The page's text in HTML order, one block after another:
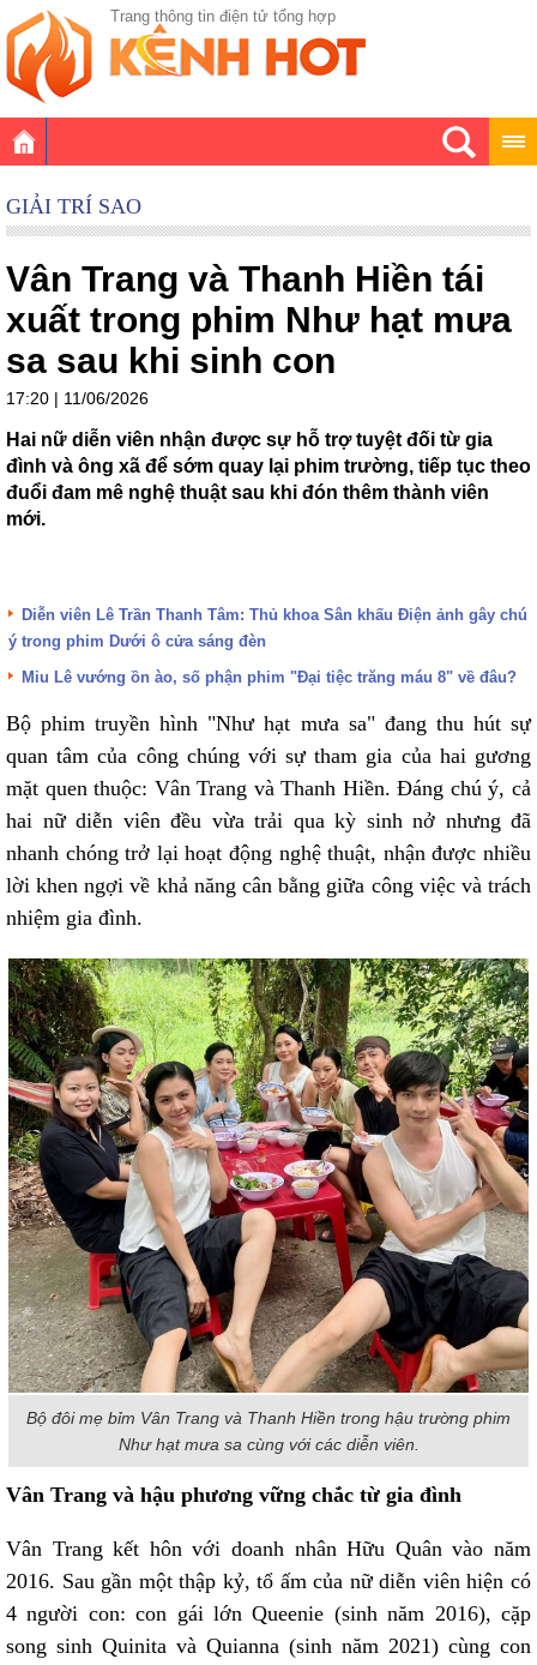
Trang thông tin điện tử tổng hợp
GIẢI TRÍ SAO
Vân Trang và Thanh Hiền tái
xuất trong phim Như hạt mưa
sa sau khi sinh con
17:20 | 11/06/2026
Hai nữ diễn viên nhận được sự hỗ trợ tuyệt đối từ gia
đình và ông xã để sớm quay lại phim trường, tiếp tục theo
đuổi đam mê nghệ thuật sau khi đón thêm thành viên
mới.
Diễn viên Lê Trần Thanh Tâm: Thủ khoa Sân khấu Điện ảnh gây chú
ý trong phim Dưới ô cửa sáng đèn
Miu Lê vướng ồn ào, số phận phim "Đại tiệc trăng máu 8" về đâu?
Bộ phim truyền hình "Như hạt mưa sa" đang thu hút sự
quan tâm của công chúng với sự tham gia của hai gương
mặt quen thuộc: Vân Trang và Thanh Hiền. Đáng chú ý, cả
hai nữ diễn viên đều vừa trải qua kỳ sinh nở nhưng đã
nhanh chóng trở lại hoạt động nghệ thuật, nhận được nhiều
lời khen ngợi về khả năng cân bằng giữa công việc và trách
nhiệm gia đình.
Bộ đôi mẹ bỉm Vân Trang và Thanh Hiền trong hậu trường phim
Như hạt mưa sa cùng với các diễn viên.
Vân Trang và hậu phương vững chắc từ gia đình
Vân Trang kết hôn với doanh nhân Hữu Quân vào năm
2016. Sau gần một thập kỷ, tổ ấm của nữ diễn viên hiện có
4 người con: con gái lớn Queenie (sinh năm 2016), cặp
song sinh Quinita và Quianna (sinh năm 2021) cùng con